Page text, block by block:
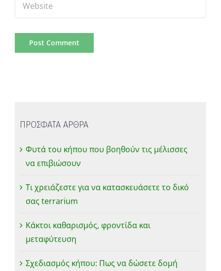
ΠΡΟΣΦΑΤΑ ΑΡΘΡΑ
Φυτά του κήπου που βοηθούν τις μέλισσες
να επιβιώσουν
Τι χρειάζεστε για να κατασκευάσετε το δικό
σας terrarium
Κάκτοι καθαρισμός, φροντίδα και
μεταφύτευση
Σχεδιασμός κήπου: Πως να δώσετε δομή